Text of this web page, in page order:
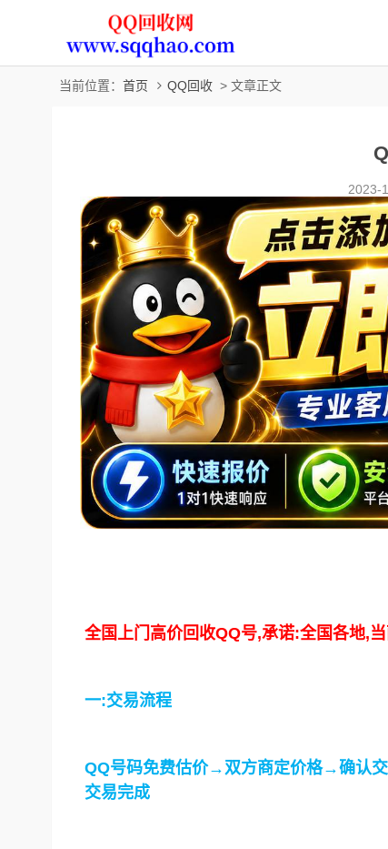
当前位置： 首页 QQ回收 > 文章正文
2023-
全国上门高价回收QQ号,承诺:全国各地,
一:交易流程
QQ号码免费估价→双方商定价格→确认
交易完成